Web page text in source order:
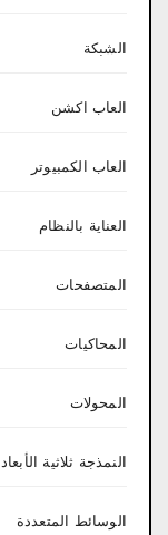
الشبكة
العاب اكشن
العاب الكمبيوتر
العناية بالنظام
المتصفحات
المحاكيات
المحولات
النمذجة ثلاثية الأبعاد
الوسائط المتعددة